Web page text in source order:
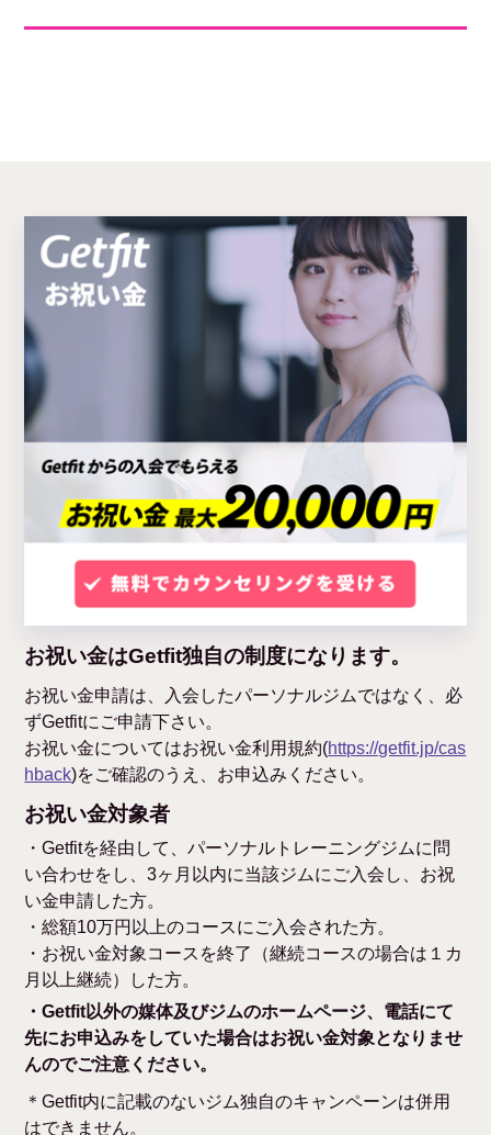
お祝い金はGetfit独自の制度になります。
お祝い金申請は、入会したパーソナルジムではなく、必
ずGetfitにご申請下さい。
お祝い金についてはお祝い金利用規約(https://getfit.jp/cas
hback)をご確認のうえ、お申込みください。
お祝い金対象者
・Getfitを経由して、パーソナルトレーニングジムに問
い合わせをし、3ヶ月以内に当該ジムにご入会し、お祝
い金申請した方。
・総額10万円以上のコースにご入会された方。
・お祝い金対象コースを終了（継続コースの場合は１カ
月以上継続）した方。
・Getfit以外の媒体及びジムのホームページ、電話にて
先にお申込みをしていた場合はお祝い金対象となりませ
んのでご注意ください。
＊Getfit内に記載のないジム独自のキャンペーンは併用
はできません。